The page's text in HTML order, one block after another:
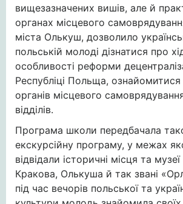
вищезазначених вишів, але й
органах місцевого
міста Олькуш, дозволило
польській молоді дізнатися про
особливості реформи
Республіці Польща,
органів місцевого
відділів.
Програма школи передбачала
екскурсійну програму, у межах
відвідали історичні місця та
Кракова, Олькуша й так звані
під час вечорів польської та